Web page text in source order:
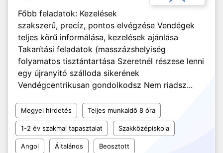
Főbb feladatok: Kezelések
szakszerű, precíz, pontos elvégzése Vendégek
teljes körű informálása, kezelések ajánlása
Takarítási feladatok (masszázshelyiség
folyamatos tisztántartása Szeretnél részese lenni
egy újranyitó szálloda sikerének
Vendégcentrikusan gondolkodsz Nem riadsz...
Megyei hirdetés Teljes munkaidő 8 óra
1-2 év szakmai tapasztalat Szakközépiskola
Angol Általános Beosztott